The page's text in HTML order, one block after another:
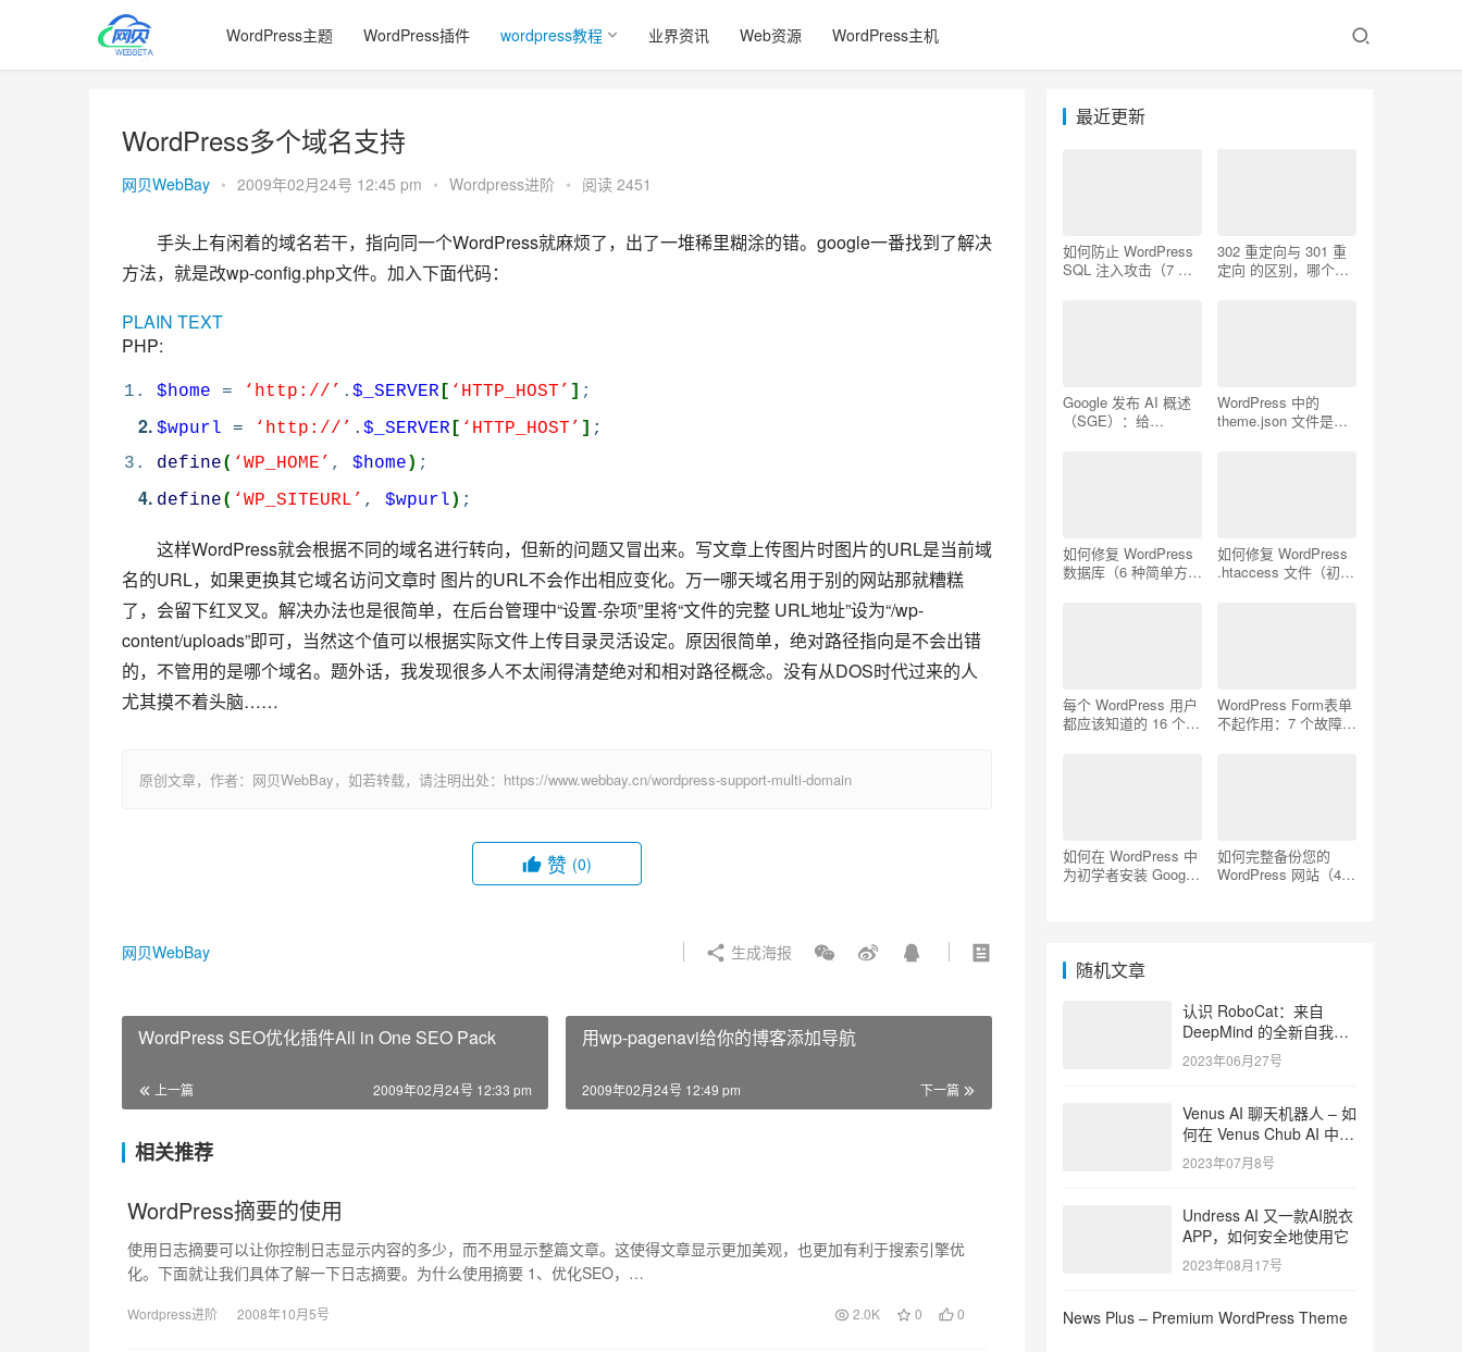
WordPress主题 WordPress插件 wordpress教程 业界资讯 Web资源 WordPress主机
WordPress多个域名支持
网贝WebBay • 2009年02月24号 12:45 pm • Wordpress进阶 • 阅读 2451
手头上有闲着的域名若干，指向同一个WordPress就麻烦了，出了一堆稀里糊涂的错。google一番找到了解决
方法，就是改wp-config.php文件。加入下面代码：
PLAIN TEXT
PHP:
$home = ‘http://’ . $_SERVER [ ‘HTTP_HOST’ ] ;
$wpurl = ‘http://’ . $_SERVER [ ‘HTTP_HOST’ ] ;
define( ‘WP_HOME’ , $home ) ;
define( ‘WP_SITEURL’ , $wpurl ) ;
这样WordPress就会根据不同的域名进行转向，但新的问题又冒出来。写文章上传图片时图片的URL是当前域
名的URL，如果更换其它域名访问文章时 图片的URL不会作出相应变化。万一哪天域名用于别的网站那就糟糕
了，会留下红叉叉。解决办法也是很简单，在后台管理中“设置-杂项”里将“文件的完整 URL地址”设为“/wp-
content/uploads”即可，当然这个值可以根据实际文件上传目录灵活设定。原因很简单，绝对路径指向是不会出错
的，不管用的是哪个域名。题外话，我发现很多人不太闹得清楚绝对和相对路径概念。没有从DOS时代过来的人
尤其摸不着头脑……
原创文章，作者：网贝WebBay，如若转载，请注明出处：https://www.webbay.cn/wordpress-support-multi-domain
赞 (0)
网贝WebBay 生成海报
WordPress SEO优化插件All in One SEO Pack
上一篇 2009年02月24号 12:33 pm
用wp-pagenavi给你的博客添加导航
下一篇
2009年02月24号 12:49 pm
相关推荐
WordPress摘要的使用
使用日志摘要可以让你控制日志显示内容的多少，而不用显示整篇文章。这使得文章显示更加美观，也更加有利于搜索引擎优
化。下面就让我们具体了解一下日志摘要。为什么使用摘要 1、优化SEO，…
Wordpress进阶 2008年10月5号 2.0K 0 0
最近更新
如何防止 WordPress
SQL 注入攻击（7 个
302 重定向与 301 重
定向 的区别，哪个更
Google 发布 AI 概述
（SGE）：给
WordPress 中的
theme.json 文件是什
如何修复 WordPress
数据库（6 种简单方
如何修复 WordPress
.htaccess 文件（初学
每个 WordPress 用户
都应该知道的 16 个
WordPress Form表单
不起作用：7 个故障排
如何在 WordPress 中
为初学者安装 Google
如何完整备份您的
WordPress 网站（4
随机文章
认识 RoboCat：来自
DeepMind 的全新自我改
进 AI 模型
2023年06月27号
Venus AI 聊天机器人 – 如
何在 Venus Chub AI 中创
建角色
2023年07月8号
Undress AI 又一款AI脱衣
APP，如何安全地使用它
2023年08月17号
News Plus – Premium WordPress Theme